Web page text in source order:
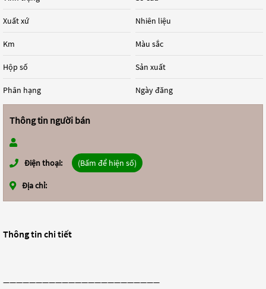
Xuất xứ
Km
Hộp số
Phân hạng
Nhiên liệu
Màu sắc
Sản xuất
Ngày đăng
Thông tin người bán
Điện thoại: (Bấm để hiện số)
Địa chỉ:
Thông tin chi tiết
————————————————————————